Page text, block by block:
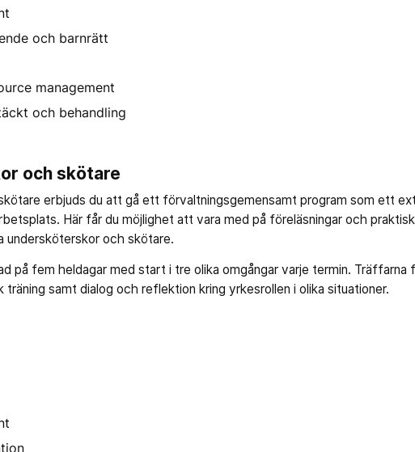
och barnrätt
management
och behandling
och skötare
erbjuds du att gå ett förvaltningsgemensamt program som ett
Här får du möjlighet att vara med på föreläsningar och
undersköterskor och skötare.
på fem heldagar med start i tre olika omgångar varje termin. Träffarna
träning samt dialog och reflektion kring yrkesrollen i olika situationer.